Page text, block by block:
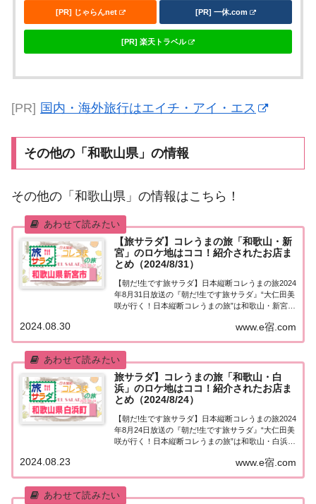
[PR] じゃらんnet [PR] 一休.com
[PR] 楽天トラベル
[PR] 国内・海外旅行はエイチ・アイ・エス
その他の「和歌山県」の情報
その他の「和歌山県」の情報はこちら！
【旅サラダ】コレうまの旅「和歌山・新
宮」のロケ地はココ！紹介されたお店ま
とめ（2024/8/31）
【朝だ!生です旅サラダ】日本縦断コレうまの旅2024
年8月31日放送の『朝だ!生です旅サラダ』“大仁田美
咲が行く！日本縦断コレうまの旅”は和歌山・新宮。
新宮」「日本縦断コレうまの旅」４代目プレゼント
ソムリエ・大仁田美咲アナウンサーが美...
www.e宿.com
2024.08.30
旅サラダ】コレうまの旅「和歌山・白
浜」のロケ地はココ！紹介されたお店ま
とめ（2024/8/24）
【朝だ!生です旅サラダ】日本縦断コレうまの旅2024
年8月24日放送の『朝だ!生です旅サラダ』“大仁田美
咲が行く！日本縦断コレうまの旅”は和歌山・白浜。
白浜」「日本縦断コレうまの旅」４代目プレゼント
ソムリエ・大仁田美咲アナウンサーが美...
www.e宿.com
2024.08.23